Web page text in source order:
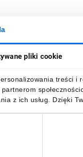
pliki cookie
treści
z ich usług. Dzięki